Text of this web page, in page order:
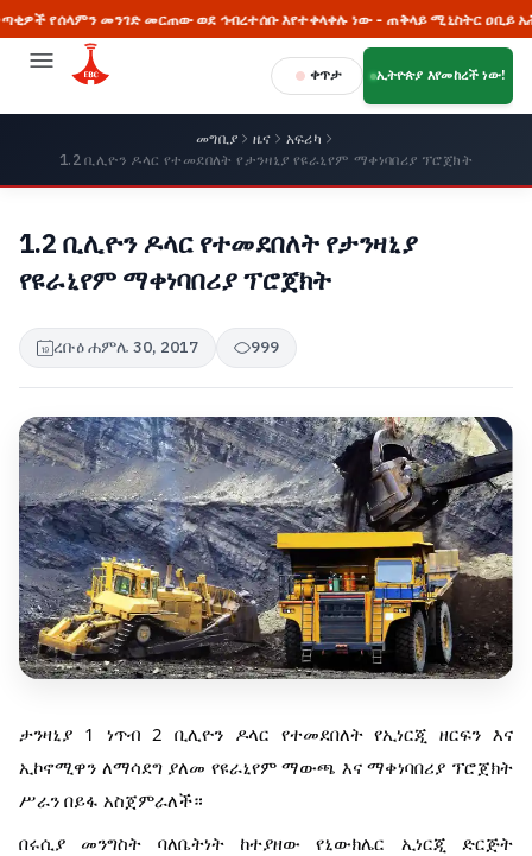
መንገድ መርጠው ወደ ኅብረተሰቡ እየተቀላቀሉ ነው - ጠቅላይ ሚኒስትር ዐቢይ አሕመድ (ዶ/
ቀጥታ ኢትዮጵያ እየመከረች ነው!
መግቢያ ዜና
አፍሪካ
1.2 ቢሊዮን ዶላር የተመደበለት የታንዛኒያ የዩራኒየም ማቀነባበሪያ ፕሮጀክት
1.2 ቢሊዮን ዶላር የተመደበለት የታንዛኒያ
የዩራኒየም ማቀነባበሪያ ፕሮጀክት
ረቡዕ ሐምሌ 30, 2017 999
ታንዛኒያ 1 ነጥብ 2 ቢሊዮን ዶላር የተመደበለት የኢነርጂ ዘርፍን እና
ኢኮኖሚዋን ለማሳደግ ያለመ የዩራኒየም ማውጫ እና ማቀነባበሪያ ፕሮጀክት
ሥራን በይፋ አስጀምራለች።
በሩሲያ መንግስት ባለቤትነት ከተያዘው የኒውክሌር ኢነርጂ ድርጅት